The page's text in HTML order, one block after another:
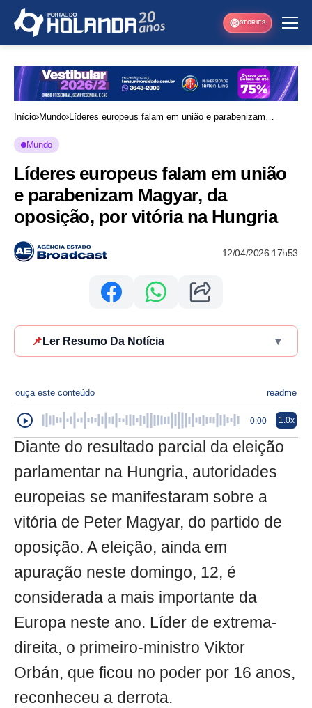
STORIES
Início Mundo Líderes europeus falam em união e parabenizam
Mundo
Líderes europeus falam em união
e parabenizam Magyar, da
oposição, por vitória na Hungria
12/04/2026 17h53
📌 Ler Resumo Da Notícia ▾
ouça este conteúdo readme
0:00 1.0x
Diante do resultado parcial da eleição
parlamentar na Hungria, autoridades
europeias se manifestaram sobre a
vitória de Peter Magyar, do partido de
oposição. A eleição, ainda em
apuração neste domingo, 12, é
considerada a mais importante da
Europa neste ano. Líder de extrema-
direita, o primeiro-ministro Viktor
Orbán, que ficou no poder por 16 anos,
reconheceu a derrota.